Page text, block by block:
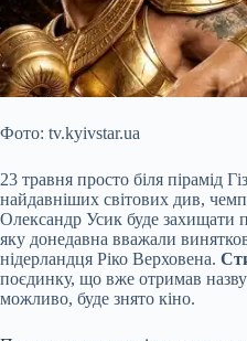
Фото: tv.kyivstar.ua
23 травня просто біля пірамід
найдавніших світових див,
Олександр Усик буде захищати
яку донедавна вважали
нідерландця Ріко Верховена.
поєдинку, що вже отримав
можливо, буде знято кіно.